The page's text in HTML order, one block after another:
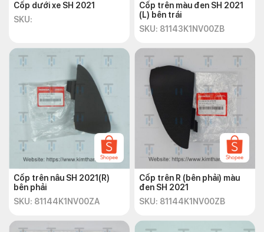
Cốp dưới xe SH 2021
SKU:
Cốp trên màu đen SH 2021
(L) bên trái
SKU: 81143K1NV00ZB
Cốp trên nâu SH 2021(R)
bên phải
SKU: 81144K1NV00ZA
Cốp trên R (bên phải) màu
đen SH 2021
SKU: 81144K1NV00ZB